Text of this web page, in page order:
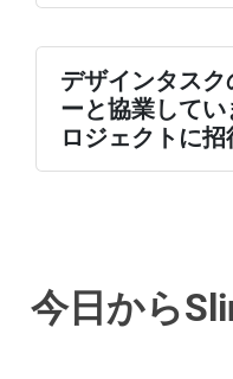
デザインタス
ーと協業して
ロジェクトに
今日から